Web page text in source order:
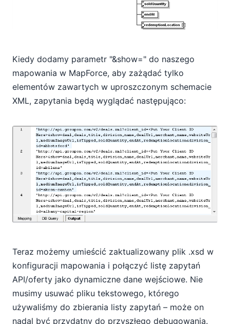
Kiedy dodamy parametr "&show=" do naszego
mapowania w MapForce, aby zażądać tylko
elementów zawartych w uproszczonym schemacie
XML, zapytania będą wyglądać następująco:
Teraz możemy umieścić zaktualizowany plik .xsd w
konfiguracji mapowania i połączyć listę zapytań
API/oferty jako dynamiczne dane wejściowe. Nie
musimy usuwać pliku tekstowego, którego
używaliśmy do zbierania listy zapytań – może on
nadal być przydatny do przyszłego debugowania.